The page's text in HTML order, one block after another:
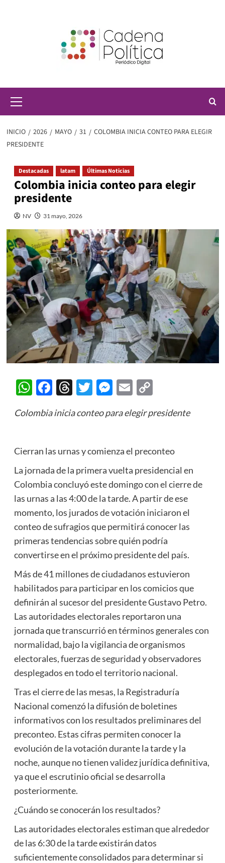
principal
INICIO 2026 MAYO 31
COLOMBIA INICIA CONTEO PARA ELEGIR
PRESIDENTE
Destacadas latam Últimas Noticias
Colombia inicia conteo para elegir
presidente
NV 31 mayo, 2026
WhatsApp
Facebook
Threads
Twitter
Messenger
EmailCopy
Colombia inicia conteo para elegir presidente
Cierran las urnas y comienza el preconteo
La jornada de la primera vuelta presidencial en
Colombia concluyó este domingo con el cierre de
las urnas a las 4:00 de la tarde. A partir de ese
momento, los jurados de votación iniciaron el
conteo de sufragios que permitirá conocer las
primeras tendencias sobre quién podría
convertirse en el próximo presidente del país.
Más de 41 millones de ciudadanos estuvieron
habilitados para participar en los comicios que
definirán al sucesor del presidente Gustavo Petro.
Las autoridades electorales reportaron una
jornada que transcurrió en términos generales con
normalidad, bajo la vigilancia de organismos
electorales, fuerzas de seguridad y observadores
desplegados en todo el territorio nacional.
Tras el cierre de las mesas, la Registraduría
Nacional comenzó la difusión de boletines
informativos con los resultados preliminares del
preconteo. Estas cifras permiten conocer la
evolución de la votación durante la tarde y la
noche, aunque no tienen validez jurídica definitiva,
ya que el escrutinio oficial se desarrolla
posteriormente.
¿Cuándo se conocerán los resultados?
Las autoridades electorales estiman que alrededor
de las 6:30 de la tarde existirán datos
suficientemente consolidados para determinar si